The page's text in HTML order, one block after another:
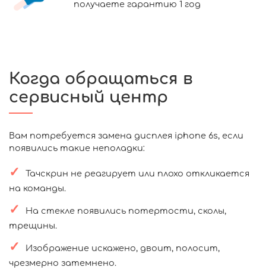
получаете гарантию 1 год
Когда обращаться в
сервисный центр
Вам потребуется замена дисплея iphone 6s, если
появились такие неполадки:
Тачскрин не реагирует или плохо откликается
на команды.
На стекле появились потертости, сколы,
трещины.
Изображение искажено, двоит, полосит,
чрезмерно затемнено.